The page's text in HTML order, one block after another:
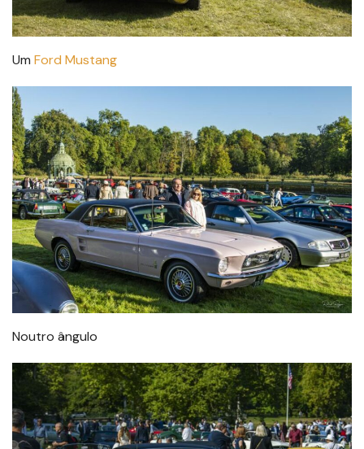
Um Ford Mustang
Noutro ângulo